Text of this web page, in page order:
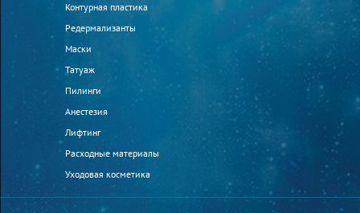
Контурная пластика
Редермализанты
Маски
Татуаж
Пилинги
Анестезия
Лифтинг
Расходные материалы
Уходовая косметика